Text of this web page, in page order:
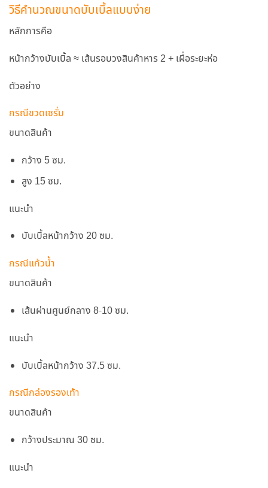
วิธีคำนวณขนาดบับเบิ้ลแบบง่าย
หลักการคือ
หน้ากว้างบับเบิ้ล ≈ เส้นรอบวงสินค้าหาร 2 + เผื่อระยะห่อ
ตัวอย่าง
กรณีขวดเซรั่ม
ขนาดสินค้า
กว้าง 5 ซม.
สูง 15 ซม.
แนะนำ
บับเบิ้ลหน้ากว้าง 20 ซม.
กรณีแก้วน้ำ
ขนาดสินค้า
เส้นผ่านศูนย์กลาง 8-10 ซม.
แนะนำ
บับเบิ้ลหน้ากว้าง 37.5 ซม.
กรณีกล่องรองเท้า
ขนาดสินค้า
กว้างประมาณ 30 ซม.
แนะนำ